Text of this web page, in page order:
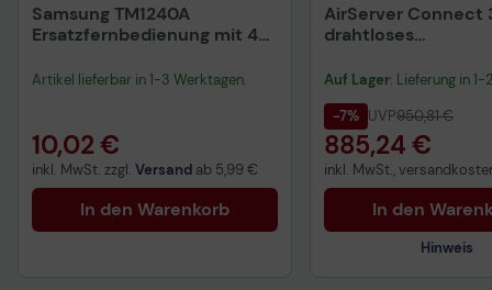
Samsung TM1240A
Ersatzfernbedienung mit 44
Infrarot
Artikel lieferbar in 1-3 Werktagen.
10,02 €
inkl. MwSt. zzgl. Versand ab 5,99 €
In den Warenkorb
AirServer Connect
drahtloses
Auf Lager: Lieferung in
-7% UVP950,81 €
885,24 €
inkl. MwSt.,
In den
Hinweis